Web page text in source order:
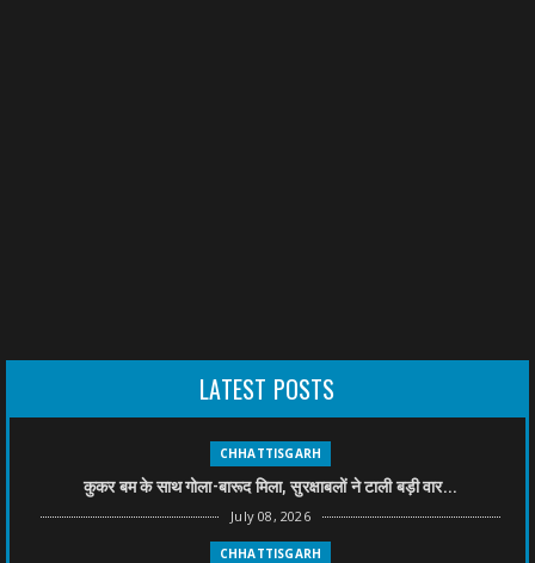
LATEST POSTS
CHHATTISGARH
कुकर बम के साथ गोला-बारूद मिला, सुरक्षाबलों ने टाली बड़ी वार...
July 08, 2026
CHHATTISGARH